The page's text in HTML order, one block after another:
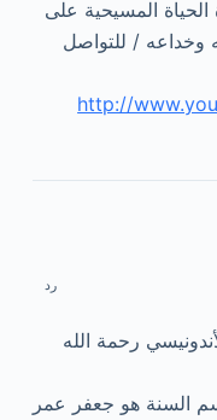
الحياة المسيحية على
وخداعه / للتواصل
http://
رد
رحمة الله
السنة هو جعفر عمر